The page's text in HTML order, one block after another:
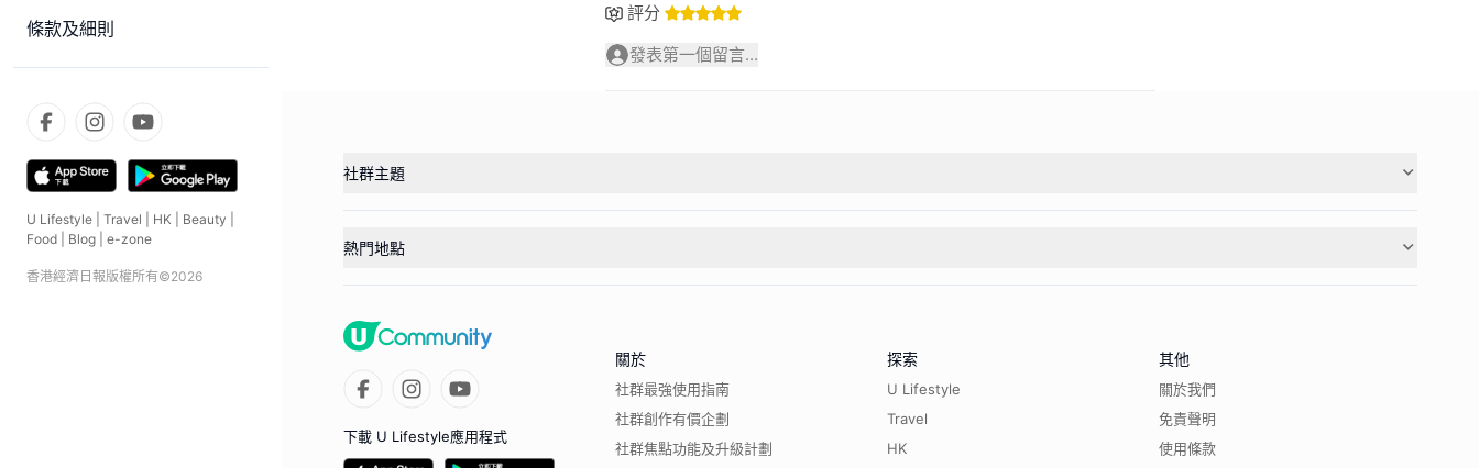
條款及細則
U Lifestyle Travel HK Beauty
Food
Blog e-zone
香港經濟日報版權所有©2026
評分
發表第一個留言...
社群主題
熱門地點
下載 U Lifestyle應用程式
關於
社群最強使用指南
社群創作有價企劃
社群焦點功能及升級計劃
探索
U Lifestyle
Travel
HK
其他
關於我們
免責聲明
使用條款